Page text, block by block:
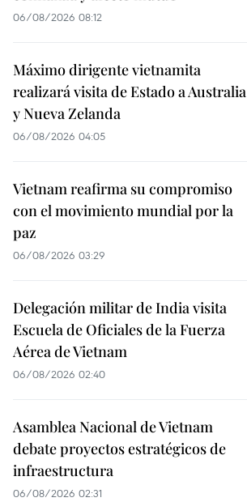
06/08/2026 08:12
Máximo dirigente vietnamita
realizará visita de Estado a Australia
y Nueva Zelanda
06/08/2026 04:05
Vietnam reafirma su compromiso
con el movimiento mundial por la
paz
06/08/2026 03:29
Delegación militar de India visita
Escuela de Oficiales de la Fuerza
Aérea de Vietnam
06/08/2026 02:40
Asamblea Nacional de Vietnam
debate proyectos estratégicos de
infraestructura
06/08/2026 02:31